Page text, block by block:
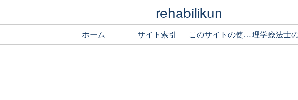
rehabilikun
ホーム サイト索引 このサイトの使い方